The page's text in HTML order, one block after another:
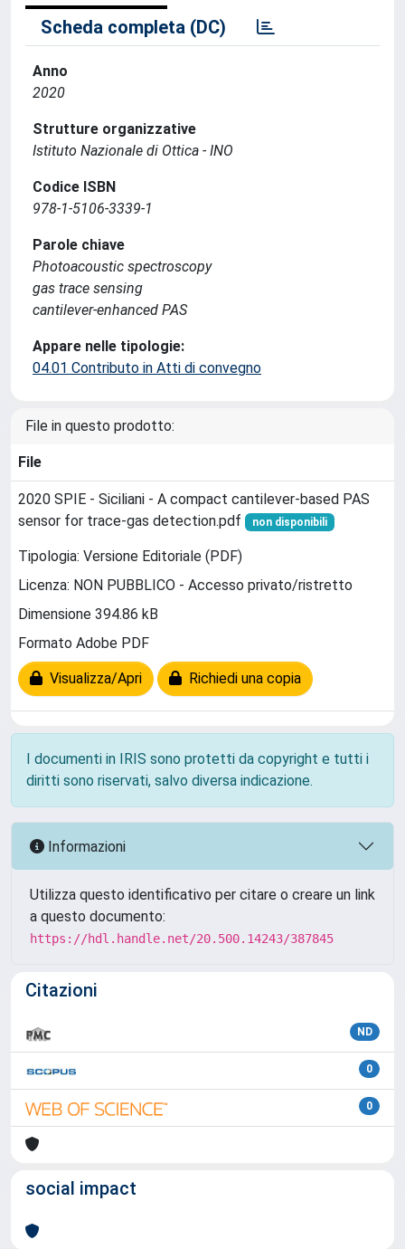
Scheda completa (DC)
Anno
2020
Strutture organizzative
Istituto Nazionale di Ottica - INO
Codice ISBN
978-1-5106-3339-1
Parole chiave
Photoacoustic spectroscopy
gas trace sensing
cantilever-enhanced PAS
Appare nelle tipologie:
04.01 Contributo in Atti di convegno
File in questo prodotto:
File
2020 SPIE - Siciliani - A compact cantilever-based PAS
sensor for trace-gas detection.pdf
non disponibili
Tipologia: Versione Editoriale (PDF)
Licenza: NON PUBBLICO - Accesso privato/ristretto
Dimensione 394.86 kB
Formato Adobe PDF
Visualizza/Apri Richiedi una copia
I documenti in IRIS sono protetti da copyright e tutti i
diritti sono riservati, salvo diversa indicazione.
Informazioni
Utilizza questo identificativo per citare o creare un link
a questo documento:
https://hdl.handle.net/20.500.14243/387845
Citazioni
ND
0
0
social impact